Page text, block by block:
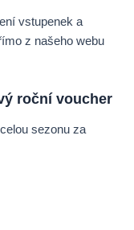
vstupenek a
z našeho webu
roční voucher
sezonu za